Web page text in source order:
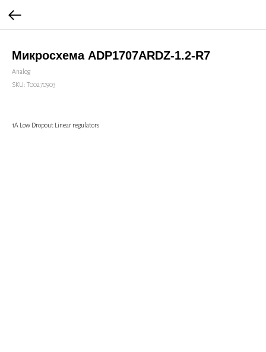
Микросхема ADP1707ARDZ-1.2-R7
Analog
SKU: Т00270903
1A Low Dropout Linear regulators